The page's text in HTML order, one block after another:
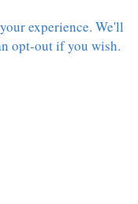
experience. We'll
opt-out if you wish.